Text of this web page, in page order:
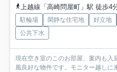
上越線「高崎問屋町」駅 徒歩4
駐輪場 閑静な住宅地 好立地
公共下水
現在空き室のこのお部屋、案内も入
風良好な物件です。モニター越しに